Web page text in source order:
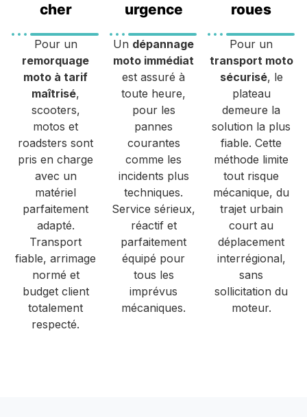
cher
Pour un
remorquage
moto à tarif
maîtrisé,
scooters,
motos et
roadsters sont
pris en charge
avec un
matériel
parfaitement
adapté.
Transport
fiable, arrimage
normé et
budget client
totalement
respecté.
urgence
Un dépannage
moto immédiat
est assuré à
toute heure,
pour les
pannes
courantes
comme les
incidents plus
techniques.
Service sérieux,
réactif et
parfaitement
équipé pour
tous les
imprévus
mécaniques.
roues
Pour un
transport moto
sécurisé, le
plateau
demeure la
solution la plus
fiable. Cette
méthode limite
tout risque
mécanique, du
trajet urbain
court au
déplacement
interrégional,
sans
sollicitation du
moteur.